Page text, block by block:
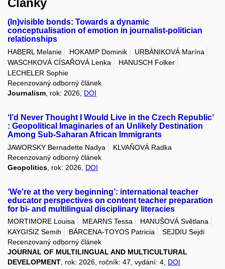
(In)visible bonds: Towards a dynamic
conceptualisation of emotion in journalist-politician
relationships
HABERL Melanie HOKAMP Dominik
URBÁNIKOVÁ Marína
WASCHKOVÁ CÍSAŘOVÁ Lenka
HANUSCH Folker
LECHELER Sophie
Recenzovaný odborný článek
Journalism, rok: 2026, DOI
‘I’d Never Thought I Would Live in the Czech Republic’
: Geopolitical Imaginaries of an Unlikely Destination
Among Sub-Saharan African Immigrants
JAWORSKY Bernadette Nadya
KLVAŇOVÁ Radka
Recenzovaný odborný článek
Geopolitics , rok: 2026, DOI
‘We're at the very beginning’: international teacher
educator perspectives on content teacher preparation
for bi- and multilingual disciplinary literacies
MORTIMORE Louisa MEARNS Tessa
HANUŠOVÁ Světlana
KAYGISIZ Semih
BÁRCENA-TOYOS Patricia
SEJDIU Sejdi
Recenzovaný odborný článek
JOURNAL OF MULTILINGUAL AND MULTICULTURAL
DEVELOPMENT , rok: 2026, ročník: 47, vydání: 4, DOI